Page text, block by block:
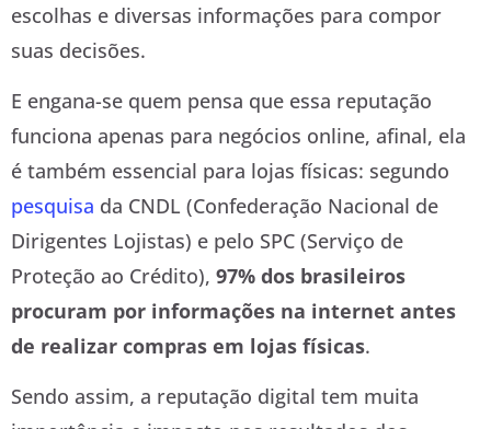
escolhas e diversas informações para compor
suas decisões.
E engana-se quem pensa que essa reputação
funciona apenas para negócios online, afinal, ela
é também essencial para lojas físicas: segundo
pesquisa da CNDL (Confederação Nacional de
Dirigentes Lojistas) e pelo SPC (Serviço de
Proteção ao Crédito), 97% dos brasileiros
procuram por informações na internet antes
de realizar compras em lojas físicas.
Sendo assim, a reputação digital tem muita